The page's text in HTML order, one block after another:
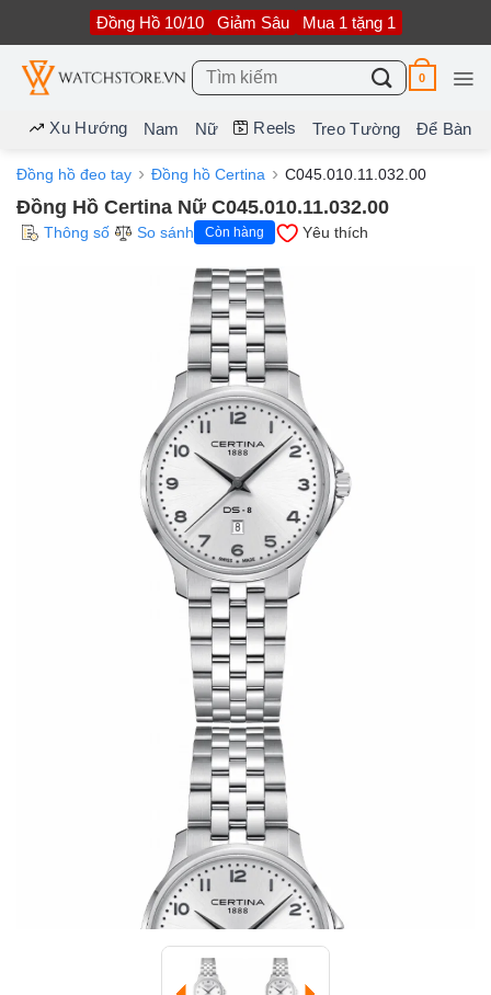
nội
dung
Đồng Hồ 10/10 Giảm Sâu Mua 1 tặng 1
Tìm
kiếm:
0
Xu Hướng Nam Nữ Reels Treo Tường Để Bàn
Đồng hồ đeo tay Đồng hồ Certina C045.010.11.032.00
Đồng Hồ Certina Nữ C045.010.11.032.00
Thông số So sánh Còn hàng Yêu thích